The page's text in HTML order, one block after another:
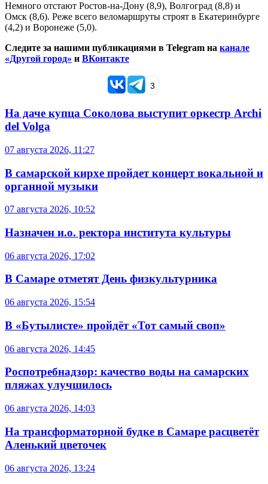
Немного отстают Ростов-на-Дону (8,9), Волгоград (8,8) и
Омск (8,6). Реже всего веломаршруты строят в Екатеринбурге
(4,2) и Воронеже (5,0).
Следите за нашими публикациями в Telegram на канале
«Другой город» и ВКонтакте
3
На даче купца Соколова выступит оркестр Archi
del Volga
07 августа 2026, 11:27
В самарской кирхе пройдет концерт вокальной и
органной музыки
07 августа 2026, 10:52
Назначен и.о. ректора института культуры
06 августа 2026, 17:02
В Самаре отметят День физкультурника
06 августа 2026, 15:54
В «Бутылисте» пройдёт «Тот самый своп»
06 августа 2026, 14:45
Роспотребнадзор: качество воды на самарских
пляжах улучшилось
06 августа 2026, 14:03
На трансформаторной будке в Самаре расцветёт
Аленький цветочек
06 августа 2026, 13:24